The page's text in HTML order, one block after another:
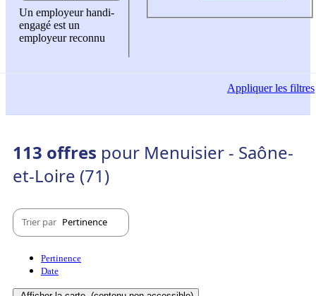
Un employeur handi-
engagé est un
employeur reconnu
Appliquerles filtres
113 offres pour Menuisier - Saône-
et-Loire (71)
Trier par Pertinence
Pertinence
Date